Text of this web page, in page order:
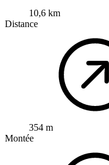
10,6 km
Distance
354 m
Montée